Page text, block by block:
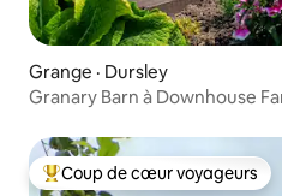
Grange · Dursley
Granary Barn à Downhouse
Coup de cœur voyageurs
Coup de cœur voyageurs